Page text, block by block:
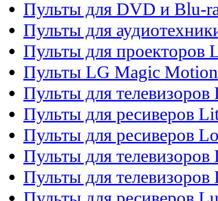
Пульты для DVD и Blu-
Пульты для
Пульты для проекторов
Пульты LG Magic Motion
Пульты для
Пульты для ресиверов
Пульты для ресиверов
Пульты для телевизоров
Пульты для